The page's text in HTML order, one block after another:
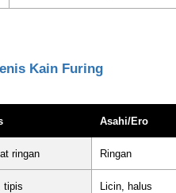
Kain Furing
Asahi/Ero
ringan Ringan
tipis Licin, halus